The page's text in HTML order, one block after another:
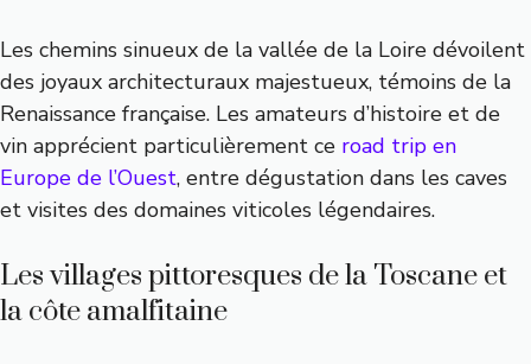
Les chemins sinueux de la vallée de la Loire dévoilent
des joyaux architecturaux majestueux, témoins de la
Renaissance française. Les amateurs d’histoire et de
vin apprécient particulièrement ce road trip en
Europe de l’Ouest, entre dégustation dans les caves
et visites des domaines viticoles légendaires.
Les villages pittoresques de la Toscane et
la côte amalfitaine